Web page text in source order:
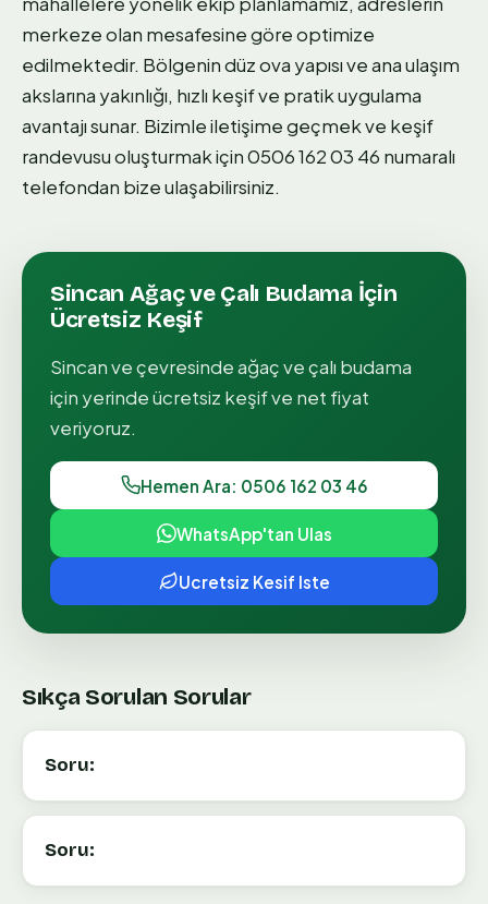
merkeze olan mesafesine göre optimize
edilmektedir. Bölgenin düz ova yapısı ve ana ulaşım
akslarına yakınlığı, hızlı keşif ve pratik uygulama
avantajı sunar. Bizimle iletişime geçmek ve keşif
randevusu oluşturmak için 0506 162 03 46 numaralı
telefondan bize ulaşabilirsiniz.
Sincan Ağaç ve Çalı Budamaİçin
Ücretsiz Keşif
Sincanve çevresindeağaç ve çalı budama
için yerinde ücretsiz keşif ve net fiyat
veriyoruz.
Hemen Ara: 0506 162 03 46
WhatsApp'tan Ulas
Ucretsiz Kesif Iste
Sıkça Sorulan Sorular
Soru:
Soru: